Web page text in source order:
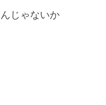
じゃないか